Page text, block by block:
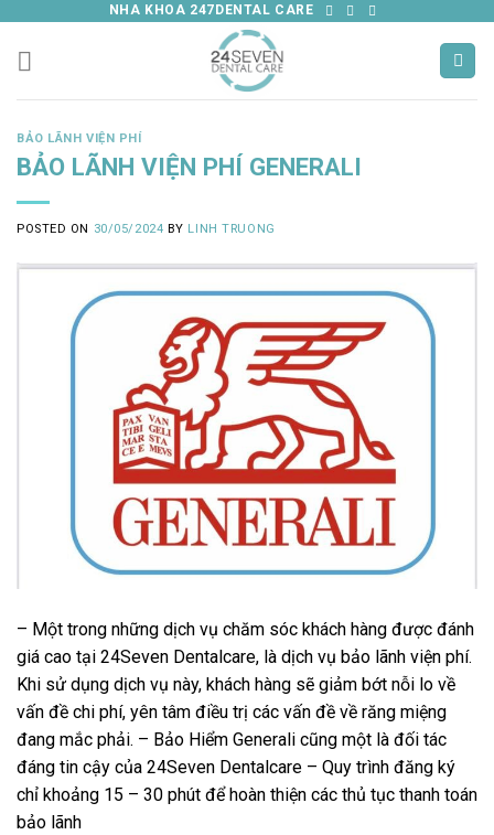
content
NHA KHOA 247DENTAL CARE
BẢO LÃNH VIỆN PHÍ
BẢO LÃNH VIỆN PHÍ GENERALI
POSTED ON 30/05/2024 BY LINH TRUONG
– Một trong những dịch vụ chăm sóc khách hàng được đánh
giá cao tại 24Seven Dentalcare, là dịch vụ bảo lãnh viện phí.
Khi sử dụng dịch vụ này, khách hàng sẽ giảm bớt nỗi lo về
vấn đề chi phí, yên tâm điều trị các vấn đề về răng miệng
đang mắc phải. – Bảo Hiểm Generali cũng một là đối tác
đáng tin cậy của 24Seven Dentalcare – Quy trình đăng ký
chỉ khoảng 15 – 30 phút để hoàn thiện các thủ tục thanh toán
bảo lãnh